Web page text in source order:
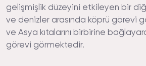
gelişmişlik düzeyini etkileyen bir
ve denizler arasında köprü görevi
ve Asya kıtalarını birbirine
görevi görmektedir.